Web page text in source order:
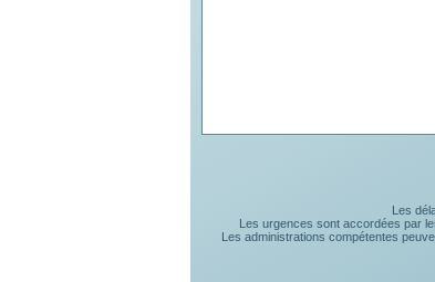
Les
Les urgences sont accordées par
Les administrations compétentes